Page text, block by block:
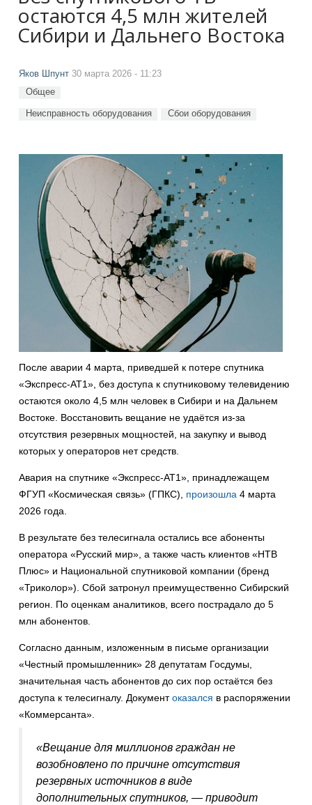
остаются 4,5 млн жителей
Сибири и Дальнего Востока
Яков Шпунт 30 марта 2026 - 11:23
Общее
Неисправность оборудования Сбои оборудования
После аварии 4 марта, приведшей к потере спутника
«Экспресс-АТ1», без доступа к спутниковому телевидению
остаются около 4,5 млн человек в Сибири и на Дальнем
Востоке. Восстановить вещание не удаётся из-за
отсутствия резервных мощностей, на закупку и вывод
которых у операторов нет средств.
Авария на спутнике «Экспресс-АТ1», принадлежащем
ФГУП «Космическая связь» (ГПКС), произошла 4 марта
2026 года.
В результате без телесигнала остались все абоненты
оператора «Русский мир», а также часть клиентов «НТВ
Плюс» и Национальной спутниковой компании (бренд
«Триколор»). Сбой затронул преимущественно Сибирский
регион. По оценкам аналитиков, всего пострадало до 5
млн абонентов.
Согласно данным, изложенным в письме организации
«Честный промышленник» 28 депутатам Госдумы,
значительная часть абонентов до сих пор остаётся без
доступа к телесигналу. Документоказался в распоряжении
«Коммерсанта».
«Вещание для миллионов граждан не
возобновлено по причине отсутствия
резервных источников в виде
дополнительных спутников, — приводит